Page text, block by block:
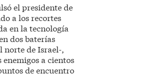
el presidente de
a los recortes
en la tecnología
dos baterías
norte de Israel-,
a cientos
de encuentro